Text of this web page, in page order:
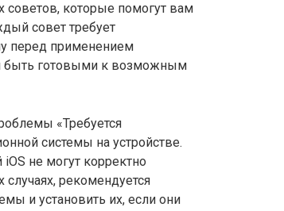
которые помогут вам
совет требует
перед применением
быть готовыми к возможным
«Требуется
системы на устройстве.
не могут корректно
рекомендуется
и установить их, если они